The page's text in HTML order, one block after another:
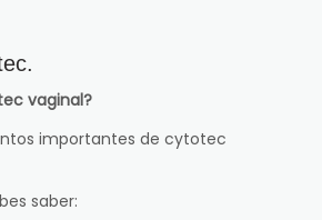
vaginal?
importantes de cytotec
saber: